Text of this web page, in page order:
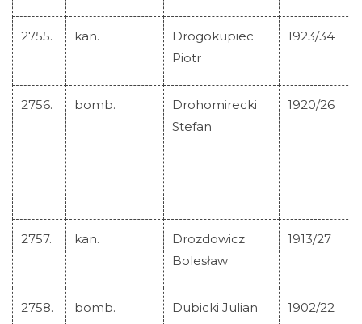
2755. kan.
Drogokupiec
Piotr
1923/34
2756. bomb.
Drohomirecki
Stefan
1920/26
2757. kan.
Drozdowicz
Bolesław
1913/27
2758. bomb. Dubicki Julian 1902/22